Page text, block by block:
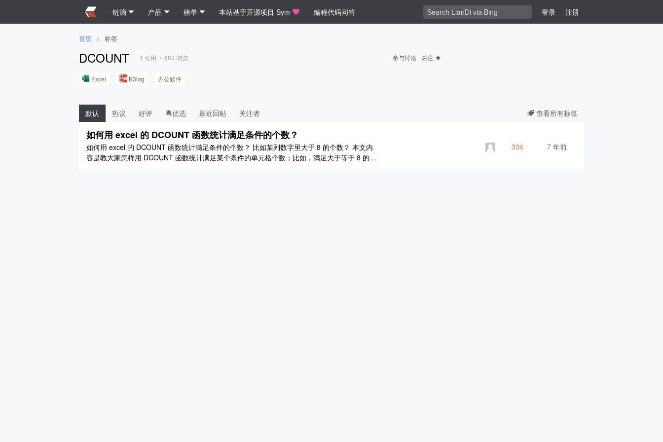
链滴 产品 榜单 本站基于开源项目 Sym 编程代码问答 登录 注册
首页 > 标签
DCOUNT 1 引用 • 683 浏览 参与讨论 关注
Excel B3log 办公软件
默认 热议 好评 优选 最近回帖 关注者 查看所有标签
如何用 excel 的 DCOUNT 函数统计满足条件的个数？
如何用 excel 的 DCOUNT 函数统计满足条件的个数？ 比如某列数字里大于 8 的个数？ 本文内
容是教大家怎样用 DCOUNT 函数统计满足某个条件的单元格个数；比如，满足大于等于 8 的人
334 7 年前